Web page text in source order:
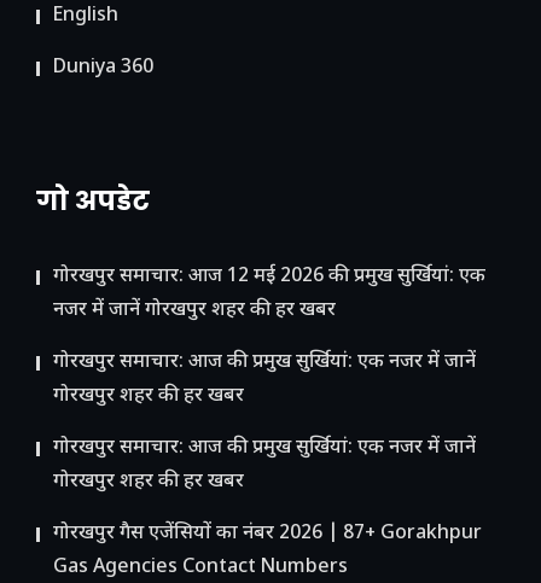
English
Duniya 360
गो अपडेट
गोरखपुर समाचार: आज 12 मई 2026 की प्रमुख सुर्खियां: एक
नजर में जानें गोरखपुर शहर की हर खबर
गोरखपुर समाचार: आज की प्रमुख सुर्खियां: एक नजर में जानें
गोरखपुर शहर की हर खबर
गोरखपुर समाचार: आज की प्रमुख सुर्खियां: एक नजर में जानें
गोरखपुर शहर की हर खबर
गोरखपुर गैस एजेंसियों का नंबर 2026 | 87+ Gorakhpur
Gas Agencies Contact Numbers